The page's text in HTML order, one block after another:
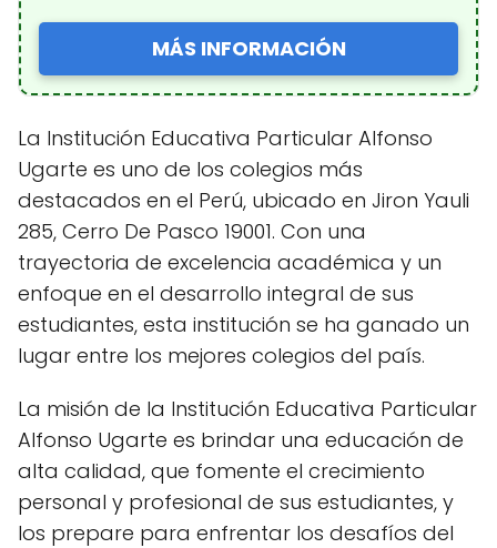
MÁS INFORMACIÓN
La Institución Educativa Particular Alfonso
Ugarte es uno de los colegios más
destacados en el Perú, ubicado en Jiron Yauli
285, Cerro De Pasco 19001. Con una
trayectoria de excelencia académica y un
enfoque en el desarrollo integral de sus
estudiantes, esta institución se ha ganado un
lugar entre los mejores colegios del país.
La misión de la Institución Educativa Particular
Alfonso Ugarte es brindar una educación de
alta calidad, que fomente el crecimiento
personal y profesional de sus estudiantes, y
los prepare para enfrentar los desafíos del